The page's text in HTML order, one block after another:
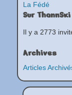
La Fédé
Sur ThannSki
Il y a 2773
Archives
Articles